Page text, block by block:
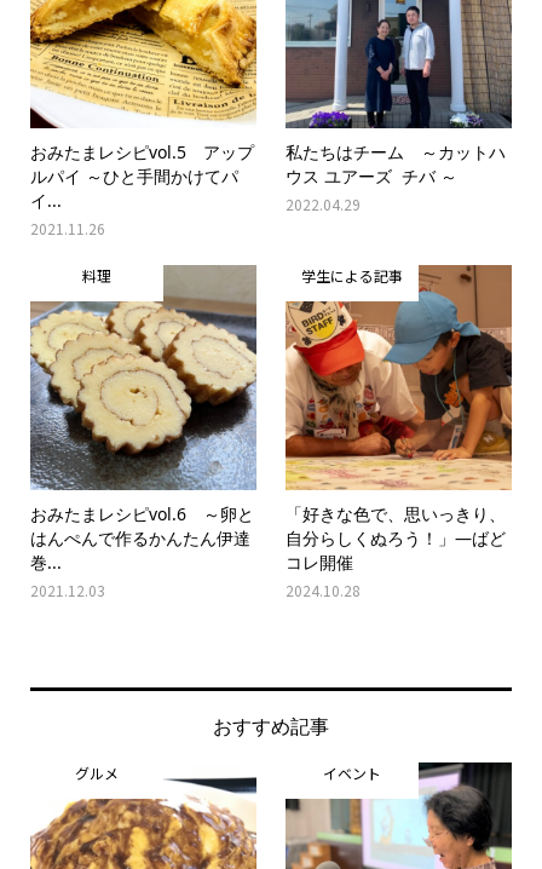
おみたまレシピvol.5 アップ
ルパイ ～ひと手間かけてパ
イ...
2021.11.26
私たちはチーム ～カットハ
ウス ユアーズ チバ ～
2022.04.29
料理
おみたまレシピvol.6 ～卵と
はんぺんで作るかんたん伊達
巻...
2021.12.03
学生による記事
「好きな色で、思いっきり、
自分らしくぬろう！」―ばど
コレ開催
2024.10.28
おすすめ記事
グルメ イベント